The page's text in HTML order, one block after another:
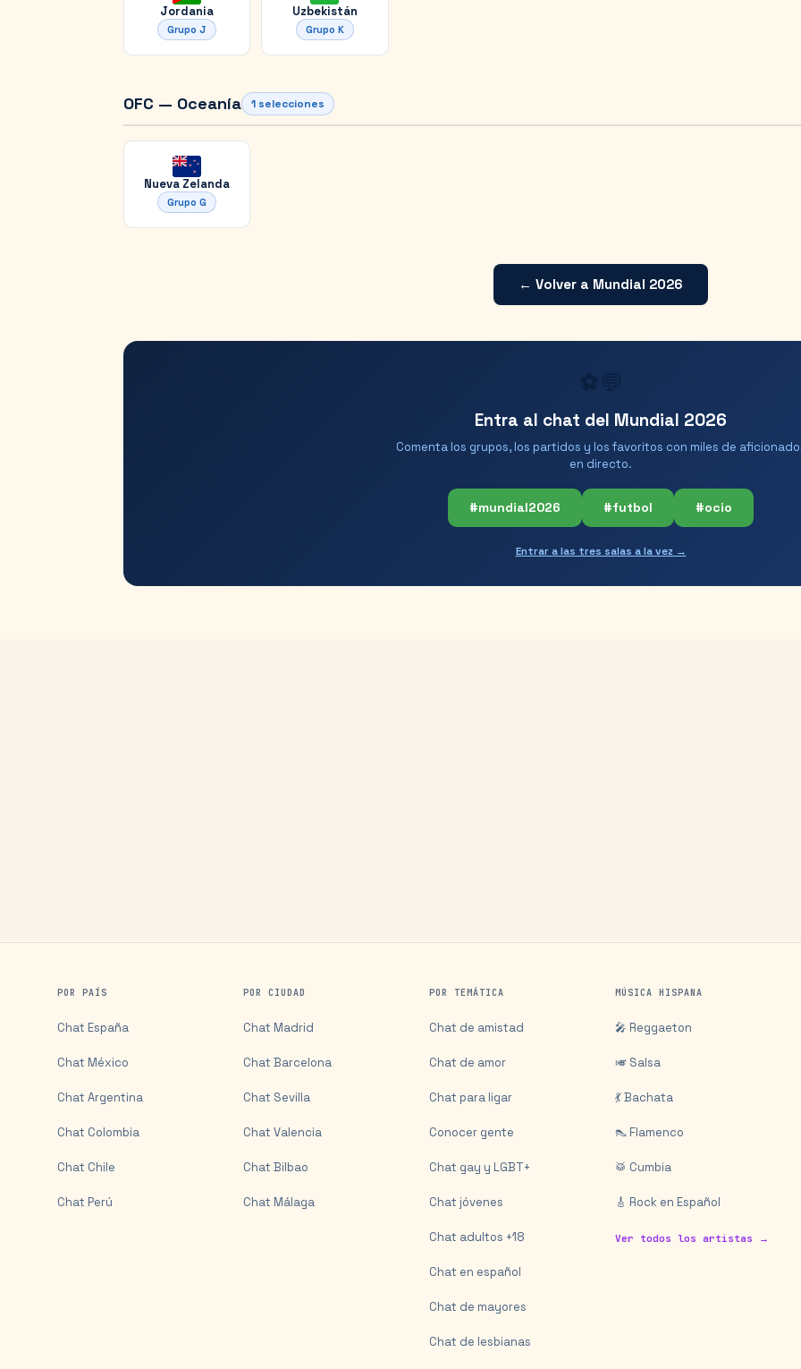
Jordania
GrupoJ
Uzbekistán
Grupo K
OFC — Oceanía 1 selecciones
Nueva Zelanda
GrupoG
← Volver a Mundial 2026
⚽💬
Entra al chat del Mundial 2026
Comenta los grupos, los partidos y los favoritos con miles de
en directo.
#mundial2026 #futbol #ocio
Entrar a las tres salas a la vez →
POR PAÍS
Chat España
Chat México
Chat Argentina
Chat Colombia
Chat Chile
Chat Perú
POR CIUDAD
Chat Madrid
Chat Barcelona
Chat Sevilla
Chat Valencia
Chat Bilbao
Chat Málaga
POR TEMÁTICA
Chat de amistad
Chat de amor
Chat para ligar
Conocer gente
Chat gay y LGBT+
Chat jóvenes
Chat adultos +18
Chat en español
Chat de mayores
Chat de lesbianas
MÚSICA HISPANA
🎤 Reggaeton
🎺 Salsa
💃 Bachata
👠 Flamenco
🥁 Cumbia
🎸 Rock en Español
Ver todos los artistas →